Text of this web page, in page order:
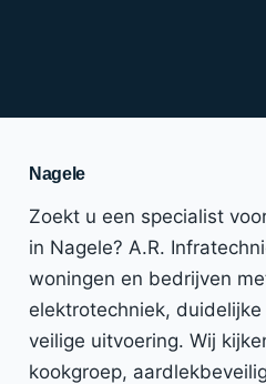
Nagele
Zoekt u een specialist
in Nagele? A.R.
woningen en bedrijven
elektrotechniek,
veilige uitvoering. Wij
kookgroep,